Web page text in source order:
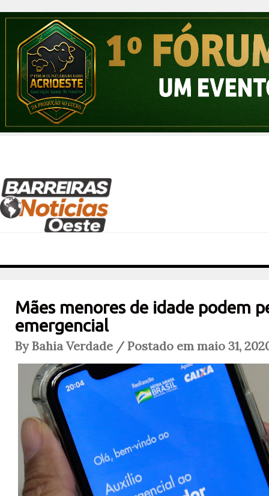
Mães menores de idade podem
emergencial
By Bahia Verdade / Postado em maio 31,